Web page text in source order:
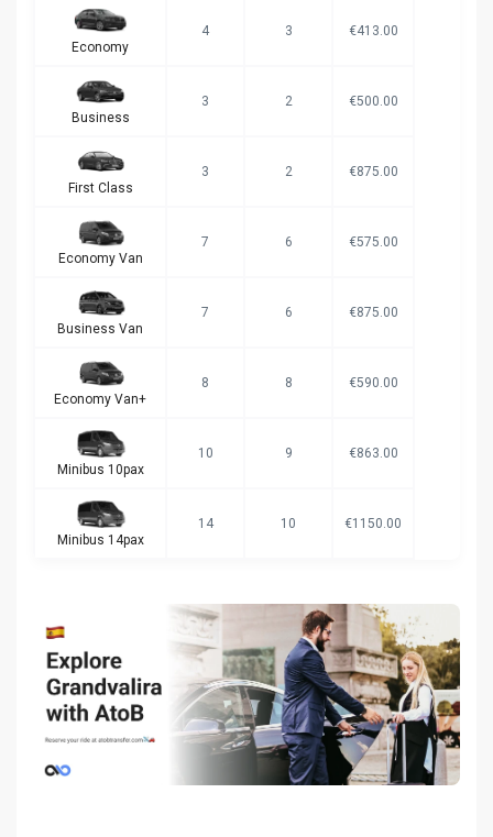
Economy
4 3 €413.00
Business
3 2 €500.00
First Class
3 2 €875.00
Economy Van
7 6 €575.00
Business Van
7 6 €875.00
Economy Van+
8 8 €590.00
Minibus 10pax
10 9 €863.00
Minibus 14pax
14 10 €1150.00